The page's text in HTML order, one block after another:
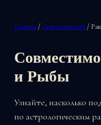
Главная / Совместимость /
и Рыбы
Узнайте, насколько
по астрологическим